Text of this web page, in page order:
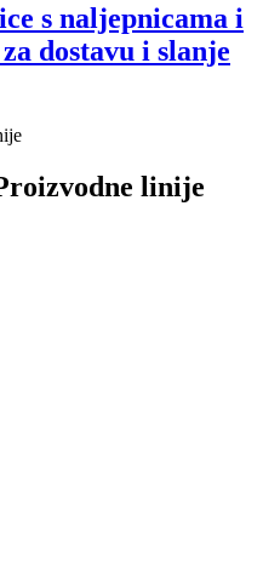
s naljepnicama i
dostavu i slanje
linije